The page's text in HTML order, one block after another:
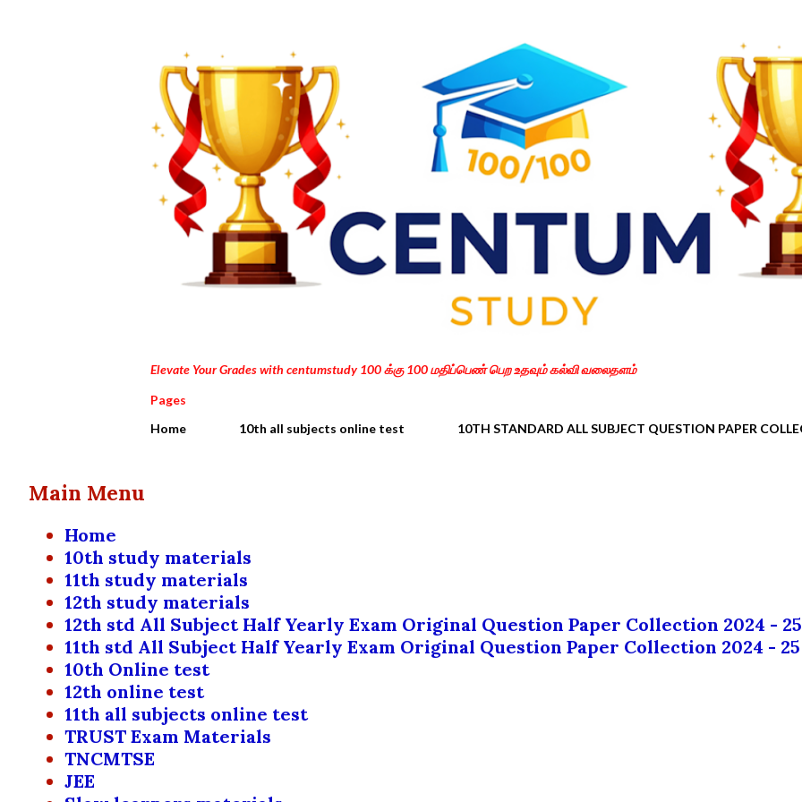
Elevate Your Grades with centumstudy 100 க்கு 100 மதிப்பெண் பெற உதவும் கல்வி வலைதளம்
Pages
Home
10th all subjects online test 10TH STANDARD ALL SUBJECT QUESTION PAPER
Main Menu
Home
10th study materials
11th study materials
12th study materials
12th std All Subject Half Yearly Exam Original Question Paper Collection 2024 - 25
11th std All Subject Half Yearly Exam Original Question Paper Collection 2024 - 25
10th Online test
12th online test
11th all subjects online test
TRUST Exam Materials
TNCMTSE
JEE